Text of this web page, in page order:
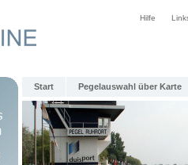
Hilfe
Start Pegelauswahl über Karte